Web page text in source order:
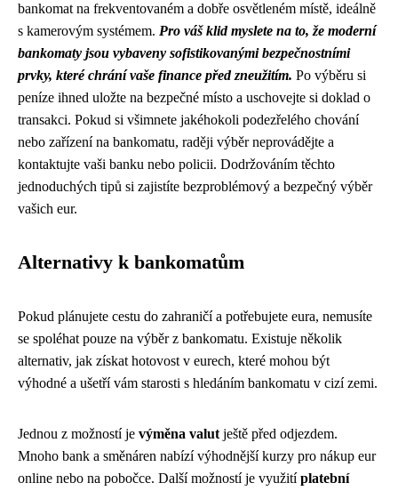
bankomat na frekventovaném a dobře osvětleném místě, ideálně
s kamerovým systémem. Pro váš klid myslete na to, že moderní
bankomaty jsou vybaveny sofistikovanými bezpečnostními
prvky, které chrání vaše finance před zneužitím. Po výběru si
peníze ihned uložte na bezpečné místo a uschovejte si doklad o
transakci. Pokud si všimnete jakéhokoli podezřelého chování
nebo zařízení na bankomatu, raději výběr neprovádějte a
kontaktujte vaši banku nebo policii. Dodržováním těchto
jednoduchých tipů si zajistíte bezproblémový a bezpečný výběr
vašich eur.
Alternativy k bankomatům
Pokud plánujete cestu do zahraničí a potřebujete eura, nemusíte
se spoléhat pouze na výběr z bankomatu. Existuje několik
alternativ, jak získat hotovost v eurech, které mohou být
výhodné a ušetří vám starosti s hledáním bankomatu v cizí zemi.
Jednou z možností je výměna valut ještě před odjezdem.
Mnoho bank a směnáren nabízí výhodnější kurzy pro nákup eur
online nebo na pobočce. Další možností je využitíplatební